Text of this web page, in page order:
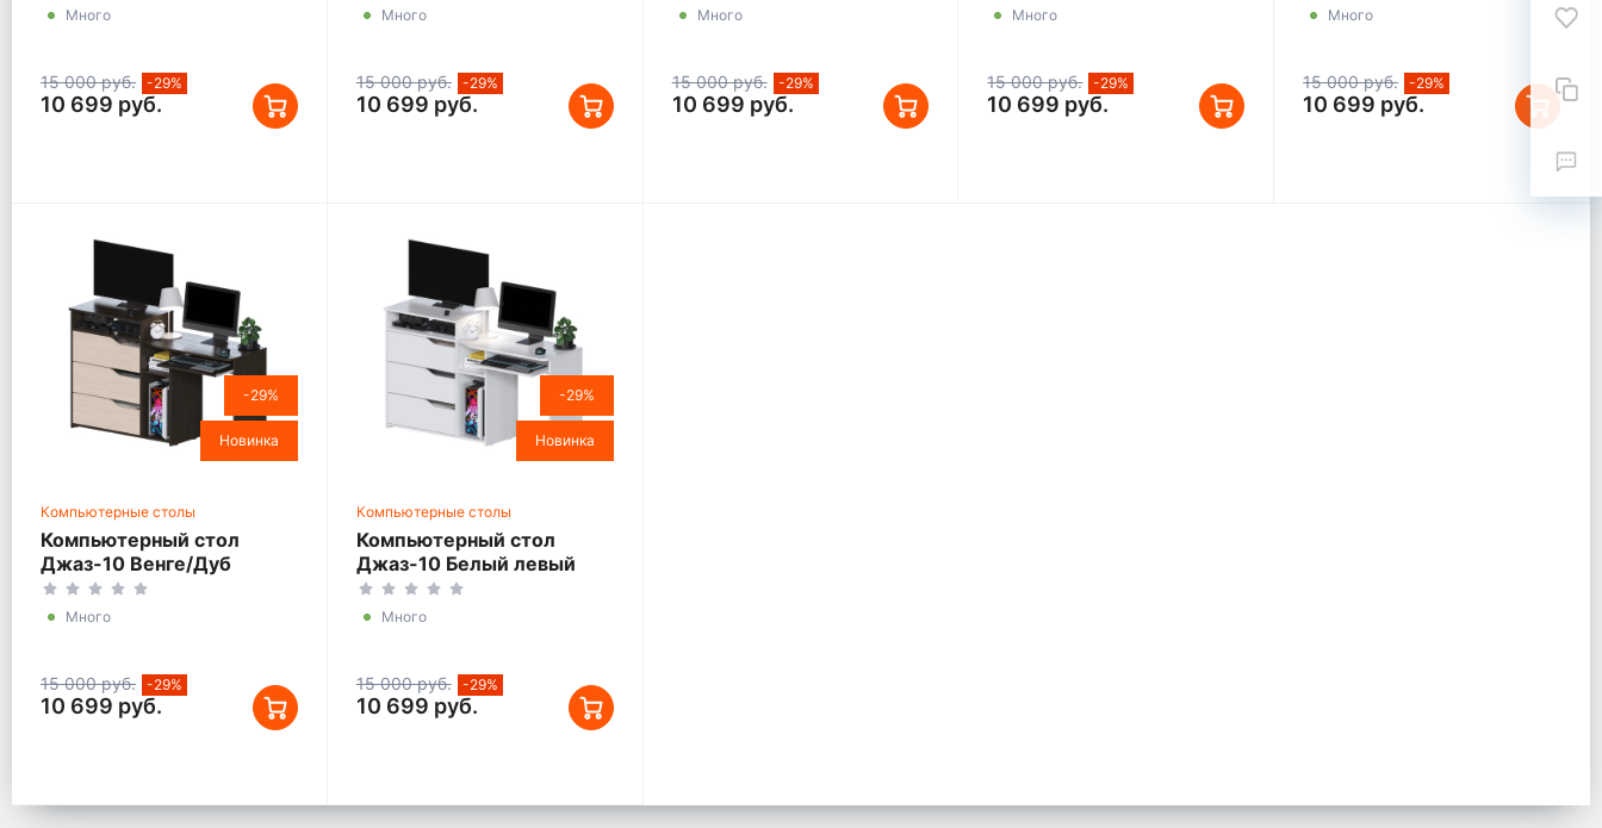
Много
15 000 руб. -29%
10 699 руб.
Много
15 000 руб. -29%
10 699 руб.
Много
15 000 руб. -29%
10 699 руб.
Много
15 000 руб. -29%
10 699 руб.
Много
15 000 руб. -29%
10 699 руб.
-29%
Новинка
Компьютерные столы
Компьютерный стол
Джаз-10 Венге/Дуб
молочный левый
Много
15 000 руб. -29%
10 699 руб.
-29%
Новинка
Компьютерные столы
Компьютерный стол
Джаз-10 Белый левый
Много
15 000 руб. -29%
10 699 руб.